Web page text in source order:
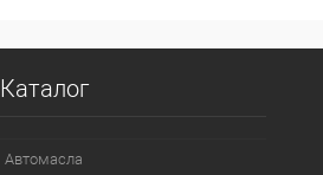
Каталог
Автомасла